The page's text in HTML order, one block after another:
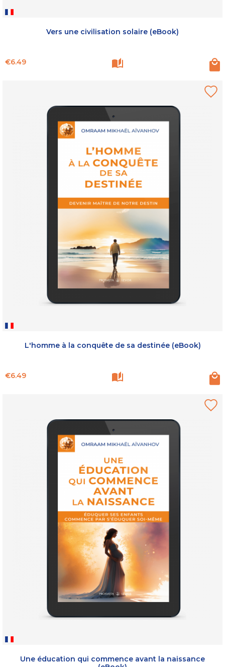
Vers une civilisation solaire (eBook)
Price
€6.49
L'homme à la conquête de sa destinée (eBook)
Price
€6.49
Une éducation qui commence avant la naissance